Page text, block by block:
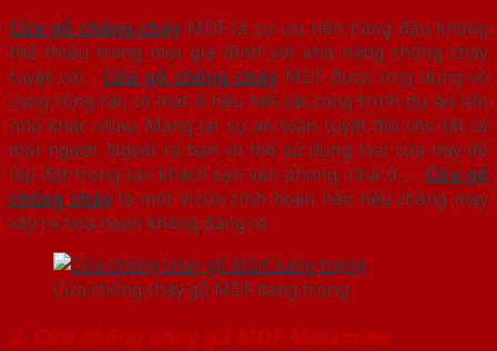
Cửa gỗ chống cháy MDF là sự ưu tiên hàng đầu không
thể thiếu trong mọi gia đình với khả năng chống cháy
tuyệt vời. Cửa gỗ chống cháyMDF được ứng dụng vô
cùng rộng rãi, có mặt ở hầu hết các công trình dự án lớn
nhỏ khác nhau. Mang lại sự an toàn tuyệt đối cho tất cả
mọi người. Ngoài ra bạn có thể sử dụng loại cửa này để
lắp đặt trong các khách sạn văn phòng, nhà ở, … Cửa gỗ
chống cháylà một vị cứu tinh hoàn hảo nếu chẳng may
xảy ra hỏa hoạn không đáng có.
Cửa chống cháy gỗ MDF sang trọng
2. Cửa chống cháy gỗ MDF Melamine